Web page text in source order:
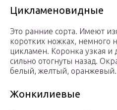
Цикламеновидные
Это ранние сорта. Имеют
коротких ножках,
цикламен. Коронка узкая и
сильно отогнуты назад.
белый, желтый, оранжевый.
Жонкилиевые